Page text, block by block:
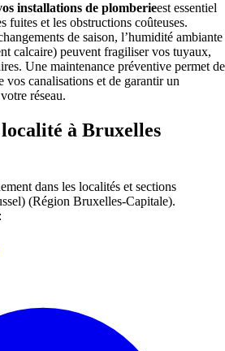
installations de plomberieest essentiel
fuites et les obstructions coûteuses.
de saison, l’humidité ambiante
calcaire) peuvent fragiliser vos tuyaux,
Une maintenance préventive permet de
vos canalisations et de garantir un
réseau.
à Bruxelles
dans les localités et sections
(Région Bruxelles-Capitale).